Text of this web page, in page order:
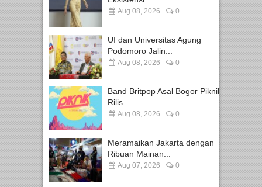
Aug 08, 2026 0
UI dan Universitas Agung
Podomoro Jalin...
Aug 08, 2026 0
Band Britpop Asal Bogor Piknik
Rilis...
Aug 08, 2026 0
Meramaikan Jakarta dengan
Ribuan Mainan...
Aug 07, 2026 0